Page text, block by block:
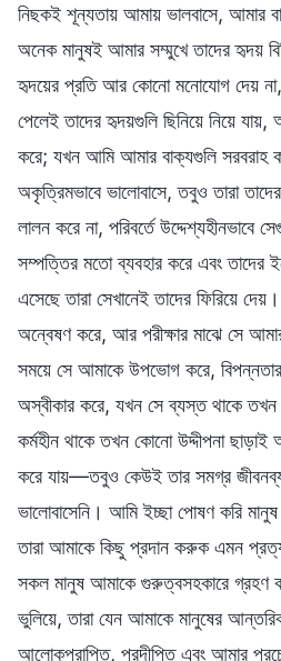
নিছকই শূন্যতায় আমায় ভালবাসে, আমার
অনেক মানুষই আমার সম্মুখে তাদের হৃদয়
হৃদয়ের প্রতি আর কোনো মনোযোগ দেয়
পেলেই তাদের হৃদয়গুলি ছিনিয়ে নিয়ে
করে; যখন আমি আমার বাক্যগুলি
অকৃত্রিমভাবে ভালোবাসে, তবুও তারা
লালন করে না, পরিবর্তে উদ্দেশ্যহীনভাবে
সম্পত্তির মতো ব্যবহার করে এবং তাদের
এসেছে তারা সেখানেই তাদের ফিরিয়ে
অন্বেষণ করে, আর পরীক্ষার মাঝে সে
সময়ে সে আমাকে উপভোগ করে,
অস্বীকার করে, যখন সে ব্যস্ত থাকে
কর্মহীন থাকে তখন কোনো উদ্দীপনা ছাড়াই
করে যায়—তবুও কেউই তার সমগ্র
ভালোবাসেনি। আমি ইচ্ছা পোষণ করি
তারা আমাকে কিছু প্রদান করুক এমন
সকল মানুষ আমাকে গুরুত্বসহকারে গ্রহণ
ভুলিয়ে, তারা যেন আমাকে মানুষের
আলোকপ্রাপ্তি, প্রদীপ্তি এবং আমার